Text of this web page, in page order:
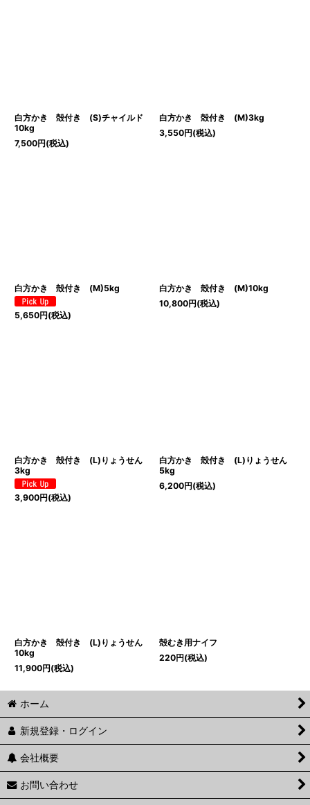
白方かき 殻付き (S)チャイルド
10kg
7,500円(税込)
白方かき 殻付き (M)3kg
3,550円(税込)
白方かき 殻付き (M)5kg
5,650円(税込)
白方かき 殻付き (M)10kg
10,800円(税込)
白方かき 殻付き (L)りょうせん
3kg
3,900円(税込)
白方かき 殻付き (L)りょうせん
5kg
6,200円(税込)
白方かき 殻付き (L)りょうせん
10kg
11,900円(税込)
殻むき用ナイフ
220円(税込)
ホーム
新規登録・ログイン
会社概要
お問い合わせ